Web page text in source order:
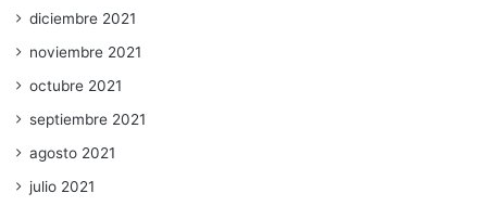
diciembre 2021
noviembre 2021
octubre 2021
septiembre 2021
agosto 2021
julio 2021